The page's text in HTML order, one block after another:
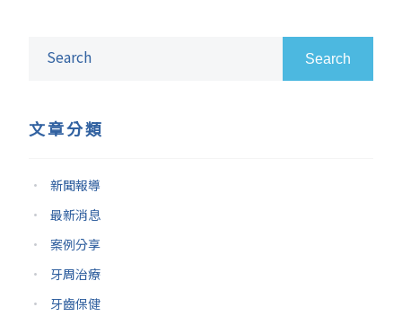
Search
文章分類
新聞報導
最新消息
案例分享
牙周治療
牙齒保健